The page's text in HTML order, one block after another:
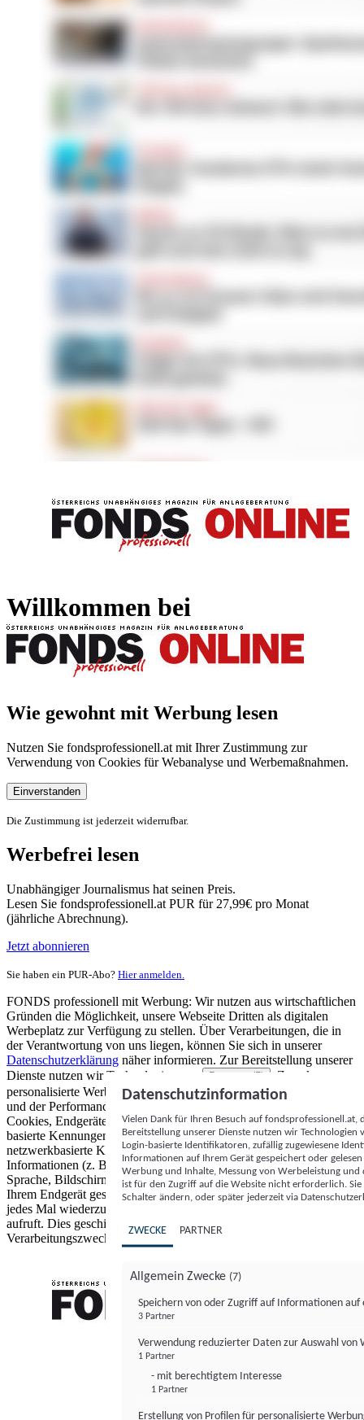
Willkommen bei
Wie gewohnt mit Werbung lesen
Nutzen Sie fondsprofessionell.at mit Ihrer Zustimmung zur
Verwendung von Cookies für Webanalyse und Werbemaßnahmen.
Einverstanden
Die Zustimmung ist jederzeit widerrufbar.
Werbefrei lesen
Unabhängiger Journalismus hat seinen Preis.
Lesen Sie fondsprofessionell.at PUR für 27,99€ pro Monat
(jährliche Abrechnung).
Jetzt abonnieren
Sie haben ein PUR-Abo? Hier anmelden.
FONDS professionell mit Werbung: Wir nutzen aus wirtschaftlichen
Gründen die Möglichkeit, unsere Webseite Dritten als digitalen
Werbeplatz zur Verfügung zu stellen. Über Verarbeitungen, die in
der Verantwortung von uns liegen, können Sie sich in unserer
Datenschutzerklärung näher informieren. Zur Bereitstellung unserer
Dienste nutzen wir Technologien von
Partnern (5)
. Zwecke:
personalisierte Werbung und Inhalte, Messung von Werbeleistung
und der Performance von Inhalten sowie Zielgruppenforschung.
Cookies, Endgeräte- oder ähnliche Online-Kennungen (z. B. login-
basierte Kennungen, zufällig generierte Kennungen,
netzwerkbasierte Kennungen) können zusammen mit anderen
Informationen (z. B. Browsertyp und Browserinformationen,
Sprache, Bildschirmgröße, unterstützte Technologien usw.) auf
Ihrem Endgerät gespeichert oder von dort ausgelesen werden, um es
jedes Mal wiederzuerkennen, wenn es eine App oder einer Webseite
aufruft. Dies geschieht für einen oder mehrere der hier aufgeführten
Verarbeitungszwecke.
Datenschutzinformation
Vielen Dank für Ihren Besuch auf
Bereitstellung unserer Dienste nutzen wir Technologien
Login-basierte Identifikatoren, zufällig zugewiesene
Informationen auf Ihrem Gerät gespeichert oder
Werbung und Inhalte, Messung von Werbeleistung
ist für den Zugriff auf die Website nicht erforderlich.
Schalter ändern, oder später jederzeit via
ZWECKE PARTNER
Allgemein Zwecke (7)
Speichern von oder Zugriff auf Informationen auf
3 Partner
Verwendung reduzierter Daten zur Auswahl von
1 Partner
- mit berechtigtem Interesse
1 Partner
Erstellung von Profilen für personalisierte
FONDS professionell